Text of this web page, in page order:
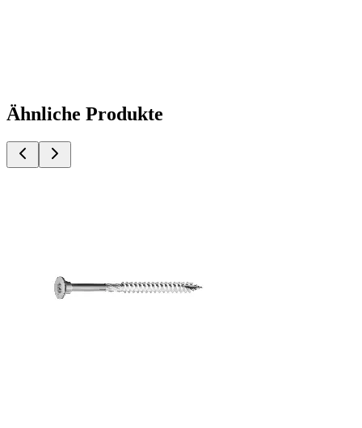
Ähnliche Produkte